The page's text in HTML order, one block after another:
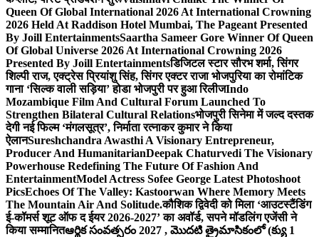
Queen Of Global International 2026 At International Crowning
2026 Held At Raddison Hotel Mumbai, The Pageant Presented
By Joill EntertainmentsSaartha Sameer Gore Winner Of Queen
Of Global Universe 2026 At International Crowning 2026
Presented By Joill Entertainmentsडिजिटल स्टार सौरभ शर्मा, सिंगर
शिल्पी राज, एक्ट्रेस प्रियांशु सिंह, सिंगर एक्टर राजा भोजपुरिया का रोमांटिक
गाना ‘सिल्क वाली सड़िया’ होडा भोजपुरी पर हुआ रिलीजIndo
Mozambique Film And Cultural Forum Launched To
Strengthen Bilateral Cultural Relationsभोजपुरी सिनेमा में जल्द दस्तक
देगी नई फिल्म ‘मंगलसूत्र’, निर्माता रत्नाकर कुमार ने किया
ऐलानSureshchandra Awasthi A Visionary Entrepreneur,
Producer And HumanitarianDeepak Chaturvedi The Visionary
Powerhouse Redefining The Future Of Fashion And
EntertainmentModel Actress Sofee George Latest Photoshoot
PicsEchoes Of The Valley: Kastoorwan Where Memory Meets
The Mountain Air And Solitude.कौशिक द्विवेदी को मिला ‘आउटस्टैंडिंग
ई-कॉमर्स शूट ऑफ द ईयर 2026-2027’ का अवॉर्ड, सपने मॉडलिंग एजेंसी ने
किया सम्मानितఆర్థిక సంవత్సరం 2027 , మొదటి త్రైమాసికంలో (క్యు 1